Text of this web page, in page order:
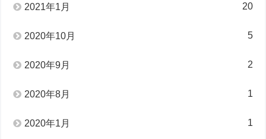
2021年1月 20
2020年10月 5
2020年9月 2
2020年8月 1
2020年1月 1